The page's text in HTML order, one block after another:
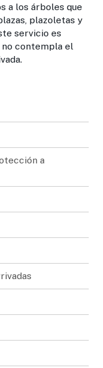
a los árboles que
plazoletas y
servicio es
contempla el
a